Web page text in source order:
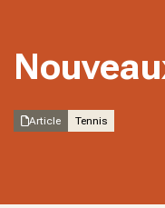
Article Tennis